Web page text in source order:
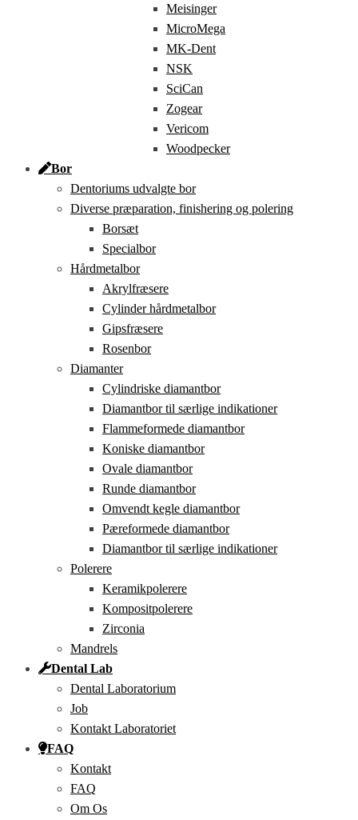
Meisinger
MicroMega
MK-Dent
NSK
SciCan
Zogear
Vericom
Woodpecker
Bor
Dentoriums udvalgte bor
Diverse præparation, finishering og polering
Borsæt
Specialbor
Hårdmetalbor
Akrylfræsere
Cylinder hårdmetalbor
Gipsfræsere
Rosenbor
Diamanter
Cylindriske diamantbor
Diamantbor til særlige indikationer
Flammeformede diamantbor
Koniske diamantbor
Ovale diamantbor
Runde diamantbor
Omvendt kegle diamantbor
Pæreformede diamantbor
Diamantbor til særlige indikationer
Polerere
Keramikpolerere
Kompositpolerere
Zirconia
Mandrels
Dental Lab
Dental Laboratorium
Job
Kontakt Laboratoriet
FAQ
Kontakt
FAQ
Om Os